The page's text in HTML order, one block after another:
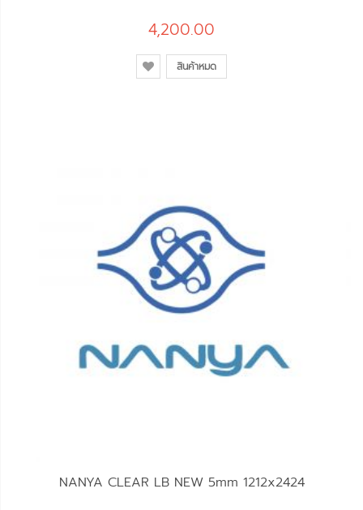
4,200.00
สินค้าหมด
NANYA CLEAR LB NEW 5mm 1212x2424